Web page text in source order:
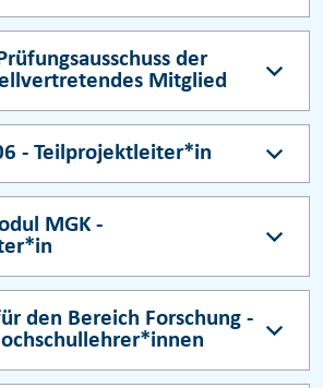
der
Mitglied
- Teilprojektleiter*in
MGK -
den Bereich Forschung -